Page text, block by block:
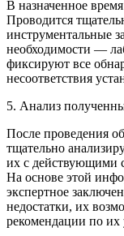
В назначенное
Проводится
инструментальные
необходимости —
фиксируют все
несоответствия
5. Анализ
После проведения
тщательно
их с действующими
На основе этой
экспертное
недостатки, их
рекомендации по их